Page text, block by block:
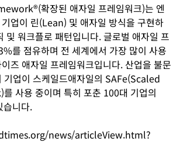
확장된 애자일 프레임워크)는 엔
업이 린(Lean) 및 애자일 방식을 구현하
및 워크플로 패턴입니다. 글로벌 애자일 프
를 점유하며 전 세계에서 가장 많이 사용
즈 애자일 프레임워크입니다. 산업을 불문
업이 스케일드애자일의 SAFe(Scaled
사용 중이며 특히 포춘 100대 기업의
습니다.
news/articleView.html?